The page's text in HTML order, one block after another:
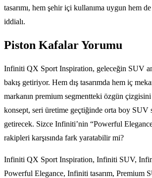
tasarımı, hem şehir içi kullanıma uygun hem
iddialı.
Piston Kafalar Yorumu
Infiniti QX Sport Inspiration, geleceğin SUV
bakış getiriyor. Hem dış tasarımda hem iç
markanın premium segmentteki özgün
konsept, seri üretime geçtiğinde orta boy SUV
getirecek. Sizce Infiniti’nin “Powerful
rakipleri karşısında fark yaratabilir mi?
Infiniti QX Sport Inspiration, Infiniti SUV,
Powerful Elegance, Infiniti tasarım, Premium